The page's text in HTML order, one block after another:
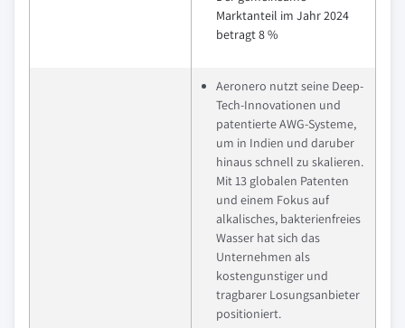
Marktanteil im Jahr 2024
betragt 8 %
Aeronero nutzt seine Deep-
Tech-Innovationen und
patentierte AWG-Systeme,
um in Indien und daruber
hinaus schnell zu skalieren.
Mit 13 globalen Patenten
und einem Fokus auf
alkalisches, bakterienfreies
Wasser hat sich das
Unternehmen als
kostengunstiger und
tragbarer Losungsanbieter
positioniert.